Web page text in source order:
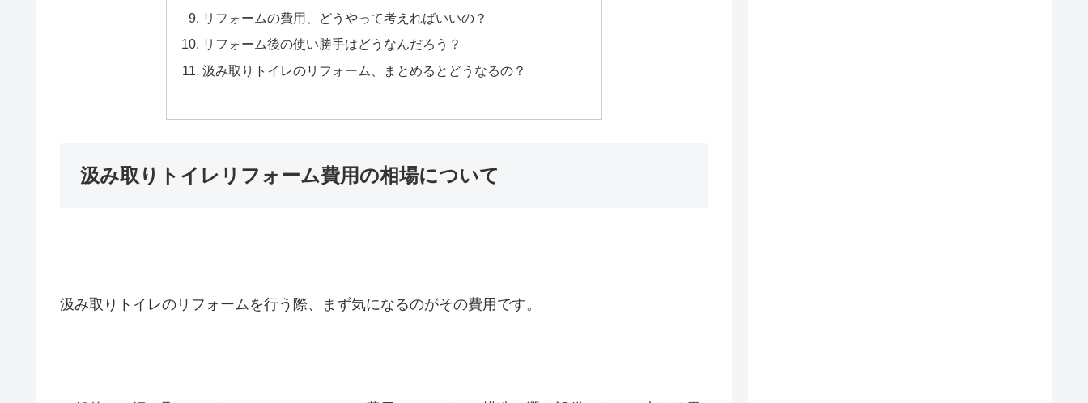
リフォームの費用、どうやって考えればいいの？
リフォーム後の使い勝手はどうなんだろう？
汲み取りトイレのリフォーム、まとめるとどうなるの？
汲み取りトイレリフォーム費用の相場について
汲み取りトイレのリフォームを行う際、まず気になるのがその費用です。